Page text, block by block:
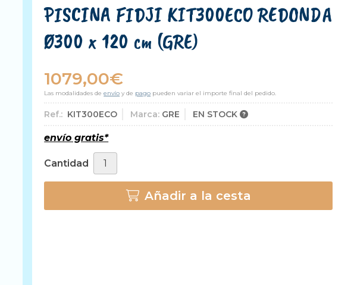
PISCINA FIDJI KIT300ECO REDONDA
Ø300 x 120 cm (GRE)
1079,00€
Las modalidades deenvío y de pago pueden variar el importe final del pedido.
Ref.: KIT300ECO Marca: GRE EN STOCK
envío gratis*
Cantidad
Añadir a la cesta